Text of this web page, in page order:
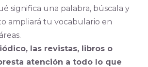
significa una palabra, búscala y
ampliará tu vocabulario en
las revistas, libros o
atención a todo lo que